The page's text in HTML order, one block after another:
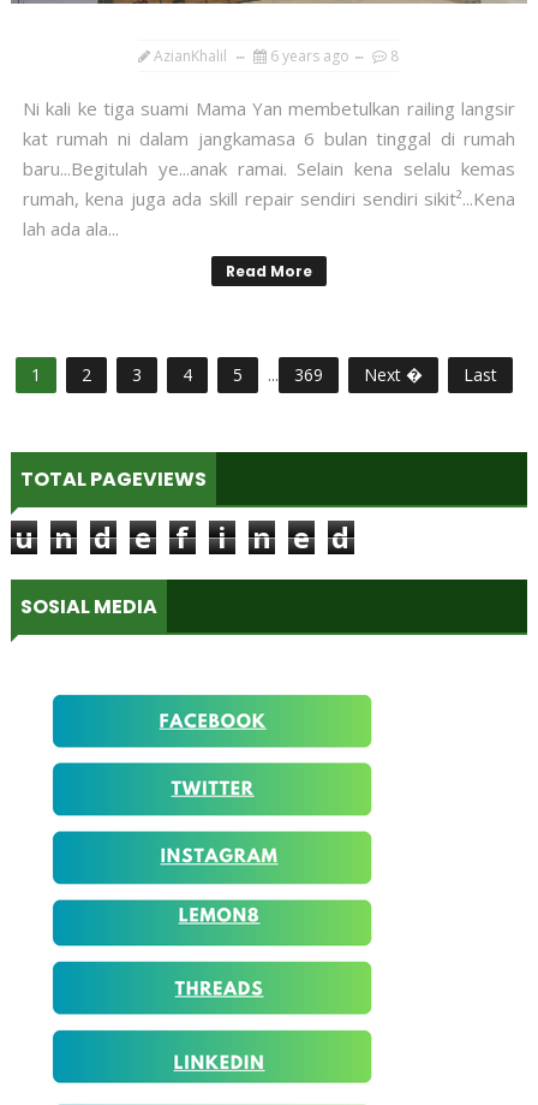
AzianKhalil 6 years ago 8
Ni kali ke tiga suami Mama Yan membetulkan railing langsir
kat rumah ni dalam jangkamasa 6 bulan tinggal di rumah
baru...Begitulah ye...anak ramai. Selain kena selalu kemas
rumah, kena juga ada skill repair sendiri sendiri sikit²...Kena
lah ada ala...
Read More
1 2 3 4 5 ... 369 Next � Last
TOTAL PAGEVIEWS
u n d e f i n e d
SOSIAL MEDIA